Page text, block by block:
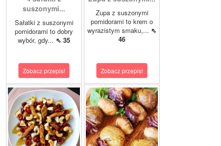
suszonymi...
Sałatki z suszonymi
pomidorami to dobry
wybór, gdy... ⇖ 35
Zobacz przepis!
Zupa z suszonymi
pomidorami to krem o
wyrazistym smaku,... ⇖
46
Zobacz przepis!